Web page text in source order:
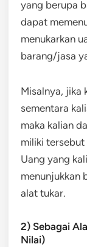
yang berupa
dapat
menukarkan
barang/jasa
Misalnya, jika
sementara
maka kalian
miliki tersebut
Uang yang
menunjukkan
alat tukar.
2) Sebagai
Nilai)